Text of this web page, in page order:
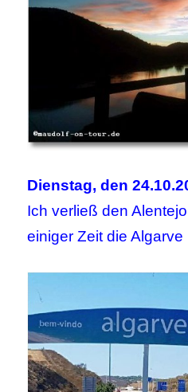
Dienstag, den
Ich verließ den
einiger Zeit die Algarve